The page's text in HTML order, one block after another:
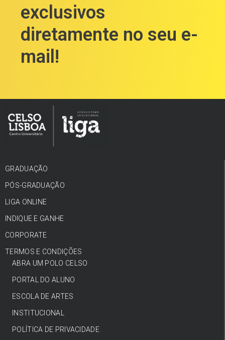
exclusivos
diretamente no seu e-
mail!
GRADUAÇÃO
PÓS-GRADUAÇÃO
LIGA ONLINE
INDIQUE E GANHE
CORPORATE
TERMOS E CONDIÇÕES
ABRA UM POLO CELSO
PORTAL DO ALUNO
ESCOLA DE ARTES
INSTITUCIONAL
POLÍTICA DE PRIVACIDADE